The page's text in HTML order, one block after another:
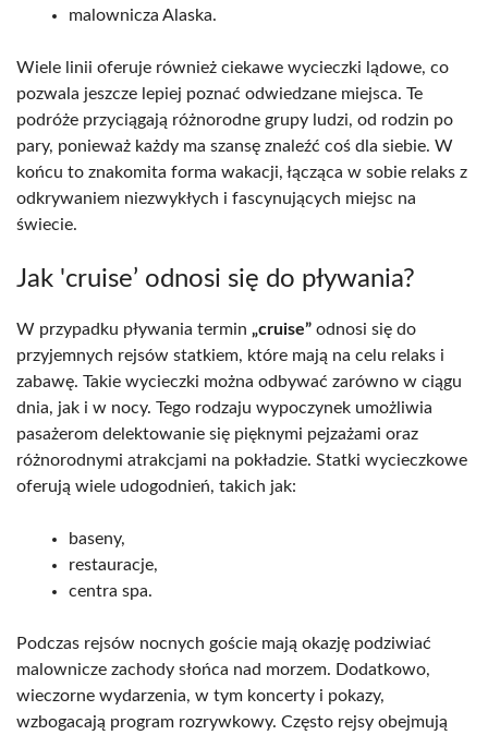
malownicza Alaska.
Wiele linii oferuje również ciekawe wycieczki lądowe, co
pozwala jeszcze lepiej poznać odwiedzane miejsca. Te
podróże przyciągają różnorodne grupy ludzi, od rodzin po
pary, ponieważ każdy ma szansę znaleźć coś dla siebie. W
końcu to znakomita forma wakacji, łącząca w sobie relaks z
odkrywaniem niezwykłych i fascynujących miejsc na
świecie.
Jak 'cruise’ odnosi się do pływania?
W przypadku pływania termin „cruise” odnosi się do
przyjemnych rejsów statkiem, które mają na celu relaks i
zabawę. Takie wycieczki można odbywać zarówno w ciągu
dnia, jak i w nocy. Tego rodzaju wypoczynek umożliwia
pasażerom delektowanie się pięknymi pejzażami oraz
różnorodnymi atrakcjami na pokładzie. Statki wycieczkowe
oferują wiele udogodnień, takich jak:
baseny,
restauracje,
centra spa.
Podczas rejsów nocnych goście mają okazję podziwiać
malownicze zachody słońca nad morzem. Dodatkowo,
wieczorne wydarzenia, w tym koncerty i pokazy,
wzbogacają program rozrywkowy. Często rejsy obejmują